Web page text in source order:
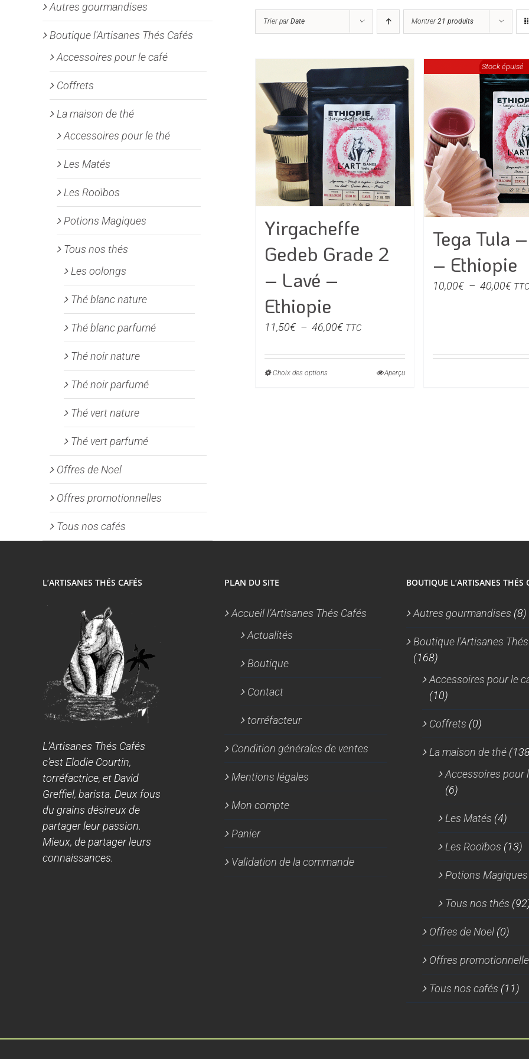
Trier parDate Montrer21 produits
Yirgacheffe
Gedeb Grade 2
– Lavé –
Ethiopie
11,50€ – 46,00€Plage
prix :
TTC
Choix des optionsCe
Aperçu
Stock épuisé
Tega Tula
– Ethiopie
10,00€ – 40,00€ TTC
Autres gourmandises
Boutique l'Artisanes Thés Cafés
Accessoires pour le café
Coffrets
La maison de thé
Accessoires pour le thé
Les Matés
Les Rooïbos
Potions Magiques
Tous nos thés
Les oolongs
Thé blanc nature
Thé blanc parfumé
Thé noir nature
Thé noir parfumé
Thé vert nature
Thé vert parfumé
Offres de Noel
Offres promotionnelles
Tous nos cafés
L’ARTISANES THÉS CAFÉS
L'Artisanes Thés Cafés
c'est Elodie Courtin,
torréfactrice, et David
Greffiel, barista. Deux fous
du grains désireux de
partager leur passion.
Mieux, de partager leurs
connaissances.
PLAN DU SITE
Accueil l’Artisanes Thés Cafés
Actualités
Boutique
Contact
torréfacteur
Condition générales de ventes
Mentions légales
Mon compte
Panier
Validation de la commande
BOUTIQUE L’ARTISANES THÉS
Autres gourmandises (8)
Boutique l'Artisanes
(168)
Accessoires pour le
(10)
Coffrets (0)
La maison de thé
Accessoires pour
(6)
Les Matés (4)
Les Rooïbos (13)
Potions Magiques
Tous nos thés
Offres de Noel (0)
Offres
Tous nos cafés (11)